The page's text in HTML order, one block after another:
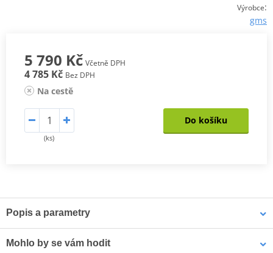
Výrobce:
gms
5 790 Kč Včetně DPH
4 785 Kč Bez DPH
Na cestě
(ks)
Do košíku
Popis a parametry
Mohlo by se vám hodit